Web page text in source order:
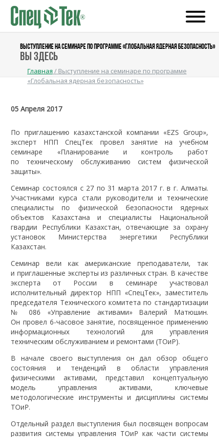
ВЫСТУПЛЕНИЕ НА СЕМИНАРЕ ПО ПРОГРАММЕ «ГЛОБАЛЬНАЯ ЯДЕРНАЯ БЕЗОПАСНОСТЬ»
Вы здесь
Главная / Выступление на семинаре по программе
«Глобальная ядерная безопасность»
05 Апреля 2017
По приглашению казахстанской компании «EZS Group»,
эксперт НПП СпецТек провел занятие на учебном
семинаре «Планирование и контроль работ
по техническому обслуживанию систем физической
защиты».
Семинар состоялся с 27 по 31 марта 2017 г. в г. Алматы.
Участниками курса стали руководители и технические
специалисты по физической безопасности ядерных
объектов Казахстана и специалисты Национальной
гвардии Республики Казахстан, отвечающие за охрану
установок Министерства энергетики Республики
Казахстан.
Семинар вели как американские преподаватели, так
и приглашенные эксперты из различных стран. В качестве
эксперта от России в семинаре участвовал
исполнительный директор НПП «СпецТек», заместитель
председателя Технического комитета по стандартизации
№ 086 «Управление активами» Валерий Матюшин.
Он провел 6-часовое занятие, посвященное применению
информационных технологий для управления
техническим обслуживанием и ремонтами (ТОиР).
В начале своего выступления он дал обзор общего
состояния и тенденций в области управления
физическими активами, представил концептуальную
модель управления активами, ключевые
методологические инструменты и дисциплины системы
ТОиР.
Отдельный раздел выступления был посвящен вопросам
развития системы управления ТОиР как части системы